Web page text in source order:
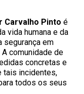
Carvalho Pinto é
vida humana e da
segurança em
comunidade de
concretas e
tais incidentes,
todos os seus